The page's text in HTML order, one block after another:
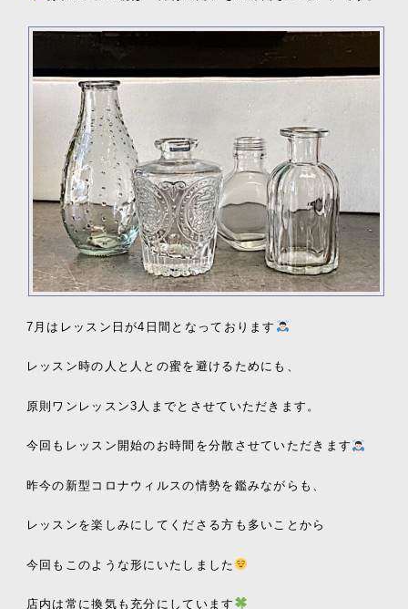
7月 はレッスン日が4 日間となっております
レッスン時の人と人との蜜を避けるためにも、
原則ワンレッスン3 人までとさせていただきます。
今回もレッスン開始のお時間を分散させていただきます
昨今の新型コロナウィルスの情勢を鑑みながらも、
レッスンを楽しみにしてくださる方も多いことから
今回もこのような形にいたしました
店内は常に換気も充分にしています